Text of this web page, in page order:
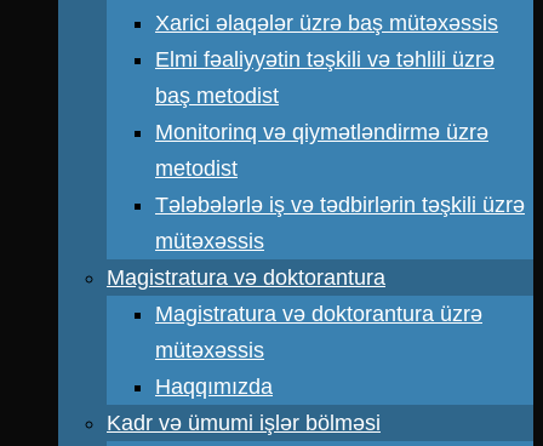
Xarici əlaqələr üzrə baş mütəxəssis
Elmi fəaliyyətin təşkili və təhlili üzrə
baş metodist
Monitorinq və qiymətləndirmə üzrə
metodist
Tələbələrlə iş və tədbirlərin təşkili üzrə
mütəxəssis
Magistratura və doktorantura
Magistratura və doktorantura üzrə
mütəxəssis
Haqqımızda
Kadr və ümumi işlər bölməsi